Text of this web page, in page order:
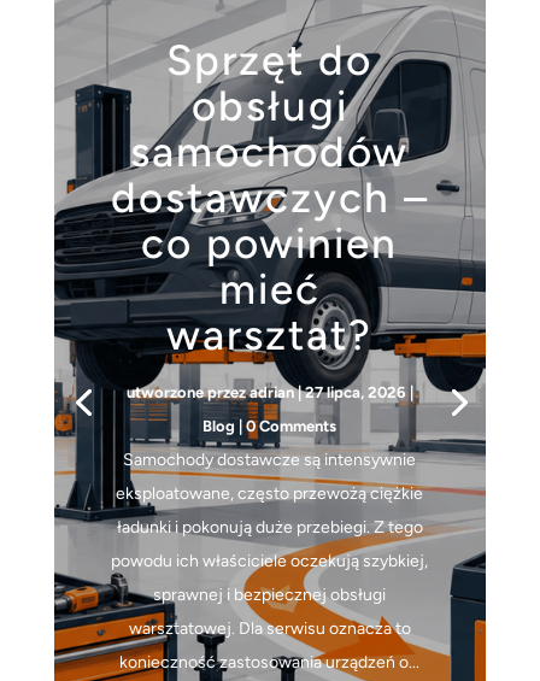
Sprzęt do
obsługi
samochodów
dostawczych –
co powinien
mieć
warsztat?
utworzone przezadrian|27 lipca, 2026|
Blog | 0 Comments
Samochody dostawcze są intensywnie
eksploatowane, często przewożą ciężkie
ładunki i pokonują duże przebiegi. Z tego
powodu ich właściciele oczekują szybkiej,
sprawnej i bezpiecznej obsługi
warsztatowej. Dla serwisu oznacza to
konieczność zastosowania urządzeń o...